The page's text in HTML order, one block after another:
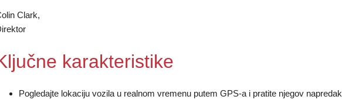
Clark,
karakteristike
Pogledajte lokaciju vozila u realnom vremenu putem GPS-a i pratite njegov napredak